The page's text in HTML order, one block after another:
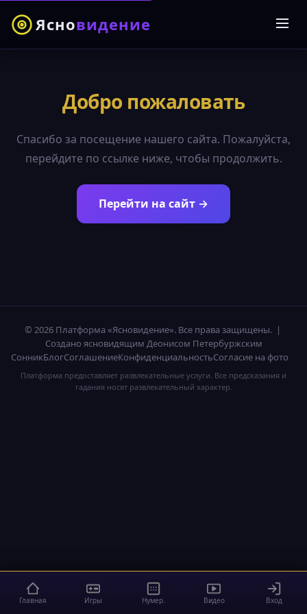
Ясновидение
Добро пожаловать
Спасибо за посещение нашего сайта. Пожалуйста,
перейдите по ссылке ниже, чтобы продолжить.
Перейти на сайт →
© 2026 Платформа «Ясновидение». Все права защищены. |
Создано ясновидящим Деонисом Петербуржским
СонникБлогСоглашениеКонфиденциальностьСогласие на фото
Платформа предоставляет развлекательные услуги. Все предсказания и
гадания носят развлекательный характер.
Главная Игры Нумер. Видео Вход